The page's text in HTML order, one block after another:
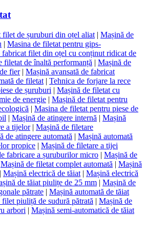
filet de șuruburi din oțel aliat | Mașină de
| Masina de filetat pentru gips-
fabricat filet din oțel cu conținut ridicat de
filetat de înaltă performanță | Mașină de
fier| Mașină avansată de fabricat
de filetat | Tehnica de forjare la rece
de șuruburi | Mașină de filetat cu
de energie | Mașină de filetat pentru
| Masina de filetat pentru piese de
| Mașină de atingere internă | Mașină
a tijelor| Mașină de filetare
de atingere automată | Mașină automată
propice | Mașină de filetare a tijei
fabricare a șuruburilor micro | Mașină de
Mașină de filetat complet automată | Mașină
| Mașină electrică de tăiat | Mașină electrică
de tăiat piulițe de 25 mm | Mașină de
pătrate | Mașină automată de tăiat
piuliță de sudură pătrată | Mașină de
arbori | Mașină semi-automatică de tăiat